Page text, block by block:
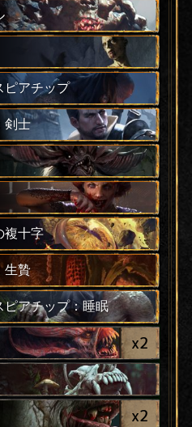
ピアチップ
剣士
複十字
生贄
ピアチップ：睡眠
x2
x2